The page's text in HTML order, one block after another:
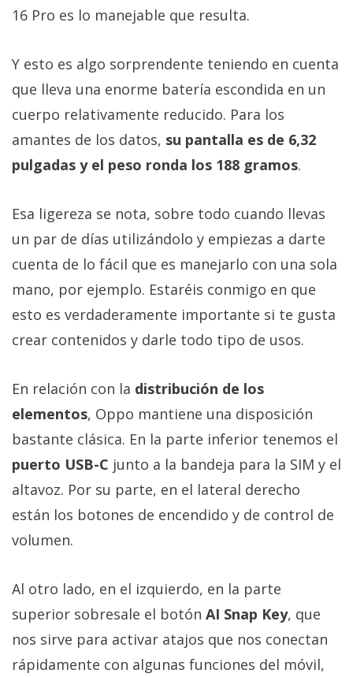
16 Pro es lo manejable que resulta.
Y esto es algo sorprendente teniendo en cuenta
que lleva una enorme batería escondida en un
cuerpo relativamente reducido. Para los
amantes de los datos, su pantalla es de 6,32
pulgadas y el peso ronda los 188 gramos.
Esa ligereza se nota, sobre todo cuando llevas
un par de días utilizándolo y empiezas a darte
cuenta de lo fácil que es manejarlo con una sola
mano, por ejemplo. Estaréis conmigo en que
esto es verdaderamente importante si te gusta
crear contenidos y darle todo tipo de usos.
En relación con la distribución de los
elementos, Oppo mantiene una disposición
bastante clásica. En la parte inferior tenemos el
puerto USB-C junto a la bandeja para la SIM y el
altavoz. Por su parte, en el lateral derecho
están los botones de encendido y de control de
volumen.
Al otro lado, en el izquierdo, en la parte
superior sobresale el botón AI Snap Key, que
nos sirve para activar atajos que nos conectan
rápidamente con algunas funciones del móvil,